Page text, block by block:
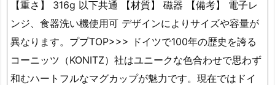
【重さ】 316g 以下共通 【材質】 磁器 【備考】 電子レ
ンジ、食器洗い機使用可 デザインによりサイズや容量が
異なります。ププTOP>>> ドイツで100年の歴史を誇る
コーニッツ（KONITZ）社はユニークな色合わせで思わず
和むハートフルなマグカップが魅力です。現在ではドイ